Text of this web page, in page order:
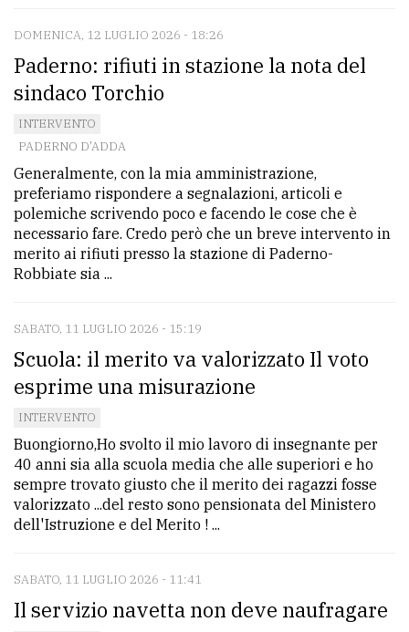
CERCA
Cerca
per
comune
Ricerca
avanzata
LE
ALTRE
TESTATE
PRIVACY
Privacy
policy
Cookie
DOMENICA, 12 LUGLIO 2026 - 18:26
Paderno: rifiuti in stazione la nota del
sindaco Torchio
INTERVENTO
PADERNO D'ADDA
Generalmente, con la mia amministrazione,
preferiamo rispondere a segnalazioni, articoli e
polemiche scrivendo poco e facendo le cose che è
necessario fare. Credo però che un breve intervento in
merito ai rifiuti presso la stazione di Paderno-
Robbiate sia ...
SABATO, 11 LUGLIO 2026 - 15:19
Scuola: il merito va valorizzato Il voto
esprime una misurazione
INTERVENTO
Buongiorno,Ho svolto il mio lavoro di insegnante per
40 anni sia alla scuola media che alle superiori e ho
sempre trovato giusto che il merito dei ragazzi fosse
valorizzato ...del resto sono pensionata del Ministero
dell'Istruzione e del Merito ! ...
SABATO, 11 LUGLIO 2026 - 11:41
Il servizio navetta non deve naufragare